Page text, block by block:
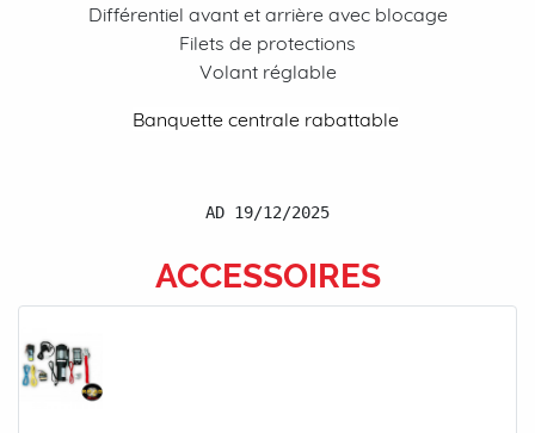
Différentiel avant et arrière avec blocage
Filets de protections
Volant réglable
Banquette centrale rabattable
AD 19/12/2025
ACCESSOIRES